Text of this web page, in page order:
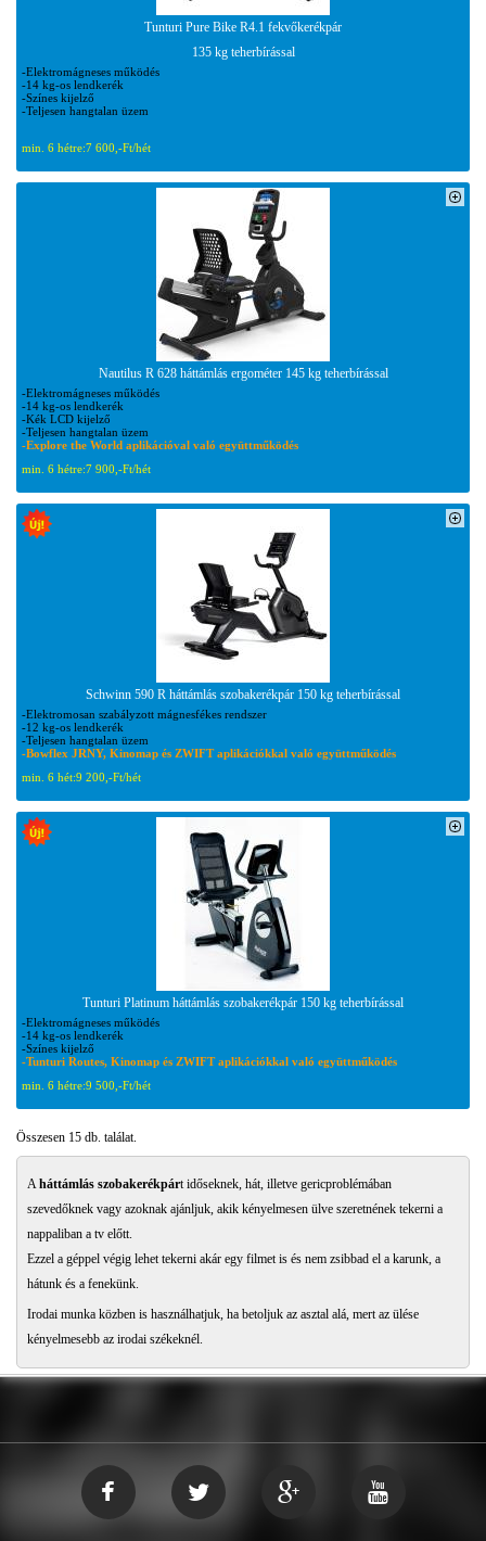
Tunturi Pure Bike R4.1 fekvőkerékpár
135 kg teherbírással
-Elektromágneses működés
-14 kg-os lendkerék
-Színes kijelző
-Teljesen hangtalan üzem
min. 6 hétre:7 600,-Ft/hét
Nautilus R 628 háttámlás ergométer 145 kg teherbírással
-Elektromágneses működés
-14 kg-os lendkerék
-Kék LCD kijelző
-Teljesen hangtalan üzem
-Explore the World aplikációval való együttműködés
min. 6 hétre:7 900,-Ft/hét
Schwinn 590 R háttámlás szobakerékpár 150 kg teherbírással
-Elektromosan szabályzott mágnesfékes rendszer
-12 kg-os lendkerék
-Teljesen hangtalan üzem
-Bowflex JRNY, Kinomap és ZWIFT aplikációkkal való együttműködés
min. 6 hét:9 200,-Ft/hét
Tunturi Platinum háttámlás szobakerékpár 150 kg teherbírással
-Elektromágneses működés
-14 kg-os lendkerék
-Színes kijelző
-Tunturi Routes, Kinomap és ZWIFT aplikációkkal való együttműködés
min. 6 hétre:9 500,-Ft/hét
Összesen 15 db. találat.
Aháttámlás szobakerékpárt időseknek, hát, illetve gericproblémában
szevedőknek vagy azoknak ajánljuk, akik kényelmesen ülve szeretnének tekerni a
nappaliban a tv előtt.
Ezzel a géppel végig lehet tekerni akár egy filmet is és nem zsibbad el a karunk, a
hátunk és a fenekünk.
Irodai munka közben is használhatjuk, ha betoljuk az asztal alá, mert az ülése
kényelmesebb az irodai székeknél.